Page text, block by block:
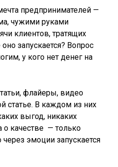
предпринимателей —
чужими руками
клиентов, тратящих
запускается? Вопрос
у кого нет денег на
флайеры, видео
статье. В каждом из них
выгод, никаких
о качестве — только
эмоции запускается